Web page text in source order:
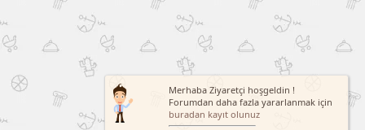
Merhaba Ziyaretçi hoşgeldin !
Forumdan daha fazla yararlanmak için
buradan kayıt olunuz